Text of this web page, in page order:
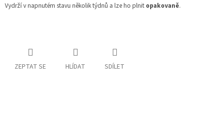
Vydrží v napnutém stavu několik týdnů a lze ho plnit opakovaně.
ZEPTAT SE HLÍDAT SDÍLET